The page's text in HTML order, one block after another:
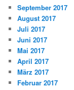
September 2017
August 2017
Juli 2017
Juni 2017
Mai 2017
April 2017
März 2017
Februar 2017